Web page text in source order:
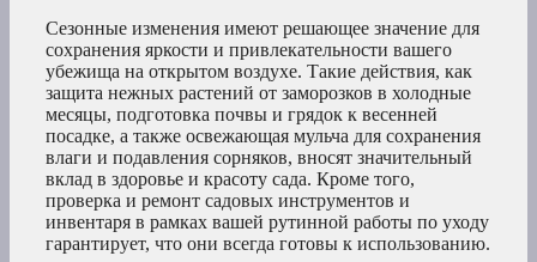
Сезонные изменения имеют решающее значение для
сохранения яркости и привлекательности вашего
убежища на открытом воздухе. Такие действия, как
защита нежных растений от заморозков в холодные
месяцы, подготовка почвы и грядок к весенней
посадке, а также освежающая мульча для сохранения
влаги и подавления сорняков, вносят значительный
вклад в здоровье и красоту сада. Кроме того,
проверка и ремонт садовых инструментов и
инвентаря в рамках вашей рутинной работы по уходу
гарантирует, что они всегда готовы к использованию.